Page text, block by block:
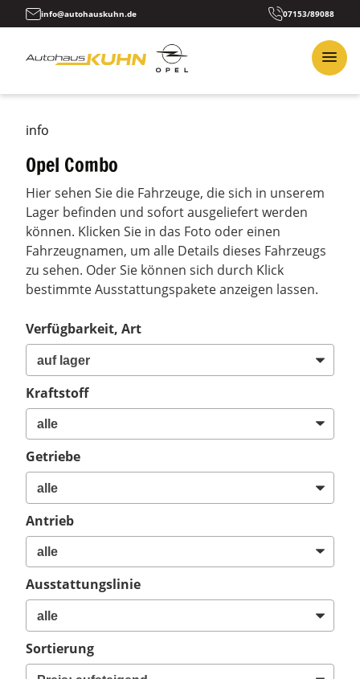
info@autohauskuhn.de 07153/89088
info
Opel Combo
Hier sehen Sie die Fahrzeuge, die sich in unserem
Lager befinden und sofort ausgeliefert werden
können. Klicken Sie in das Foto oder einen
Fahrzeugnamen, um alle Details dieses Fahrzeugs
zu sehen. Oder Sie können sich durch Klick
bestimmte Ausstattungspakete anzeigen lassen.
Verfügbarkeit, Art
Kraftstoff
Getriebe
Antrieb
Ausstattungslinie
Sortierung